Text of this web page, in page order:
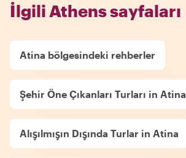
İlgili Athens sayfaları
Atina bölgesindeki rehberler
Şehir Öne Çıkanları Turları in Atina
Alışılmışın Dışında Turlar in Atina